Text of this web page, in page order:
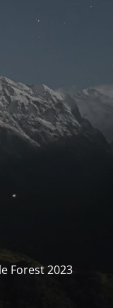
Forest 2023